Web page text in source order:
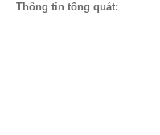
Thông tin tổng quát: